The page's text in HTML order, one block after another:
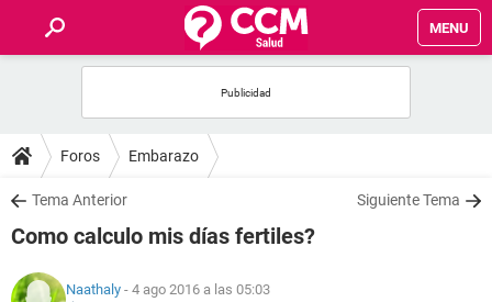
MENU
FOROS
SALUD
Foros Embarazo
Tema Anterior Siguiente Tema
Como calculo mis días fertiles?
Naathaly - 4 ago 2016 a las 05:03